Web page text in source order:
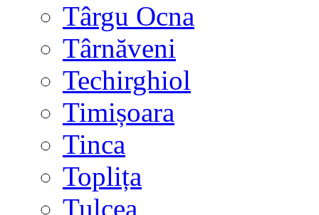
Târgu Ocna
Târnăveni
Techirghiol
Timișoara
Tinca
Toplița
Tulcea